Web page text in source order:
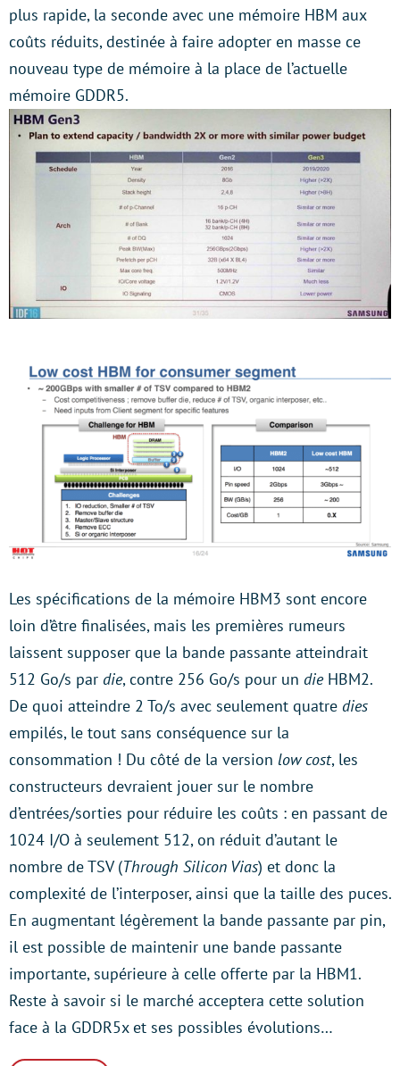
plus rapide, la seconde avec une mémoire HBM aux
coûts réduits, destinée à faire adopter en masse ce
nouveau type de mémoire à la place de l’actuelle
mémoire GDDR5.
Les spécifications de la mémoire HBM3 sont encore
loin d’être finalisées, mais les premières rumeurs
laissent supposer que la bande passante atteindrait
512 Go/s par die, contre 256 Go/s pour un die HBM2.
De quoi atteindre 2 To/s avec seulement quatre dies
empilés, le tout sans conséquence sur la
consommation ! Du côté de la version low cost, les
constructeurs devraient jouer sur le nombre
d’entrées/sorties pour réduire les coûts : en passant de
1024 I/O à seulement 512, on réduit d’autant le
nombre de TSV (Through Silicon Vias) et donc la
complexité de l’interposer, ainsi que la taille des puces.
En augmentant légèrement la bande passante par pin,
il est possible de maintenir une bande passante
importante, supérieure à celle offerte par la HBM1.
Reste à savoir si le marché acceptera cette solution
face à la GDDR5x et ses possibles évolutions…